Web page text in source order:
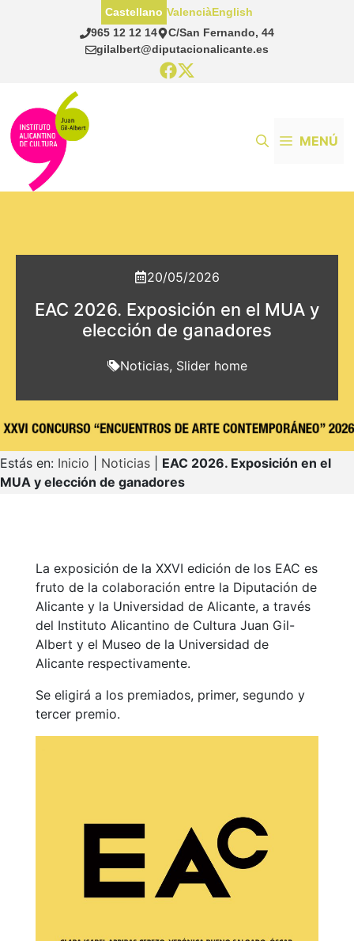
965 12 12 14
C/San Fernando, 44
gilalbert@diputacionalicante.es
Castellano ValenciàEnglish
MENÚ
20/05/2026
EAC 2026. Exposición en el MUA y
elección de ganadores
Noticias, Slider home
Estás en: Inicio Noticias
EAC 2026. Exposición en el
MUA y elección de ganadores
La exposición de la XXVI edición de los EAC es
fruto de la colaboración entre la Diputación de
Alicante y la Universidad de Alicante, a través
del Instituto Alicantino de Cultura Juan Gil-
Albert y el Museo de la Universidad de
Alicante respectivamente.
Se eligirá a los premiados, primer, segundo y
tercer premio.